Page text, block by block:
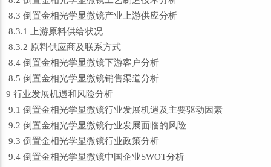
8.3 倒置金相光学显微镜产业上游供应分析
8.3.1 上游原料供给状况
8.3.2 原料供应商及联系方式
8.4 倒置金相光学显微镜下游客户分析
8.5 倒置金相光学显微镜销售渠道分析
9 行业发展机遇和风险分析
9.1 倒置金相光学显微镜行业发展机遇及主要驱动因素
9.2 倒置金相光学显微镜行业发展面临的风险
9.3 倒置金相光学显微镜行业政策分析
9.4 倒置金相光学显微镜中国企业SWOT分析